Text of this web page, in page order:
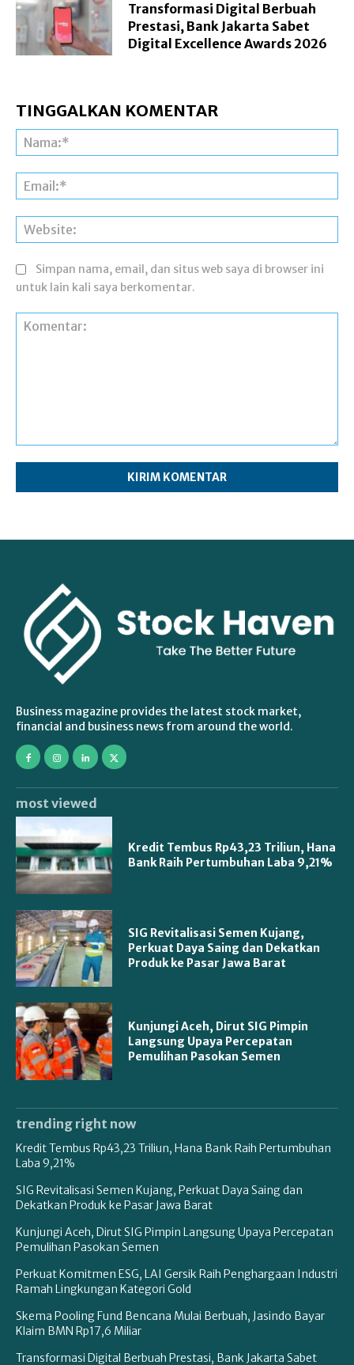
Transformasi Digital Berbuah
Prestasi, Bank Jakarta Sabet
Digital Excellence Awards 2026
TINGGALKAN KOMENTAR
Simpan nama, email, dan situs web saya di browser ini
untuk lain kali saya berkomentar.
Business magazine provides the latest stock market,
financial and business news from around the world.
most viewed
Kredit Tembus Rp43,23 Triliun, Hana
Bank Raih Pertumbuhan Laba 9,21%
SIG Revitalisasi Semen Kujang,
Perkuat Daya Saing dan Dekatkan
Produk ke Pasar Jawa Barat
Kunjungi Aceh, Dirut SIG Pimpin
Langsung Upaya Percepatan
Pemulihan Pasokan Semen
trending right now
Kredit Tembus Rp43,23 Triliun, Hana Bank Raih Pertumbuhan
Laba 9,21%
SIG Revitalisasi Semen Kujang, Perkuat Daya Saing dan
Dekatkan Produk ke Pasar Jawa Barat
Kunjungi Aceh, Dirut SIG Pimpin Langsung Upaya Percepatan
Pemulihan Pasokan Semen
Perkuat Komitmen ESG, LAI Gersik Raih Penghargaan Industri
Ramah Lingkungan Kategori Gold
Skema Pooling Fund Bencana Mulai Berbuah, Jasindo Bayar
Klaim BMN Rp17,6 Miliar
Transformasi Digital Berbuah Prestasi, Bank Jakarta Sabet